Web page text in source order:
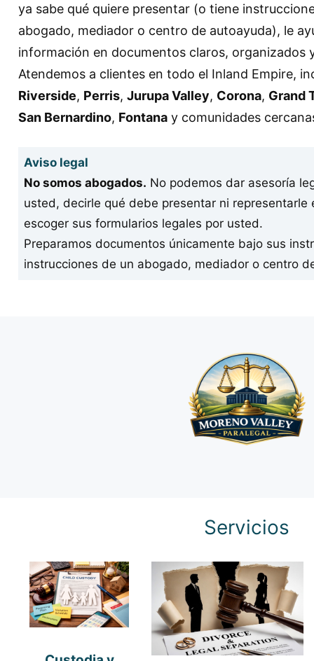
ya sabe qué quiere presentar (o tiene
abogado, mediador o centro de autoayuda), le
información en documentos claros, organizados
Atendemos a clientes en todo el Inland Empire,
Riverside, Perris, Jurupa Valley, Corona, Grand
San Bernardino, Fontana y comunidades
Aviso legal
No somos abogados. No podemos dar asesoría
usted, decirle qué debe presentar ni representarle
escoger sus formularios legales por usted.
Preparamos documentos únicamente bajo sus
instrucciones de un abogado, mediador o centro
Servicios